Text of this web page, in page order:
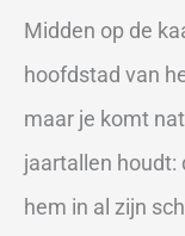
Midden op de
hoofdstad van
maar je komt
jaartallen houdt:
hem in al zijn